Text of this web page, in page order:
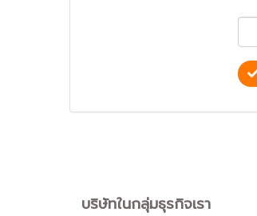
บริษัทในกลุ่มธุรกิจเรา